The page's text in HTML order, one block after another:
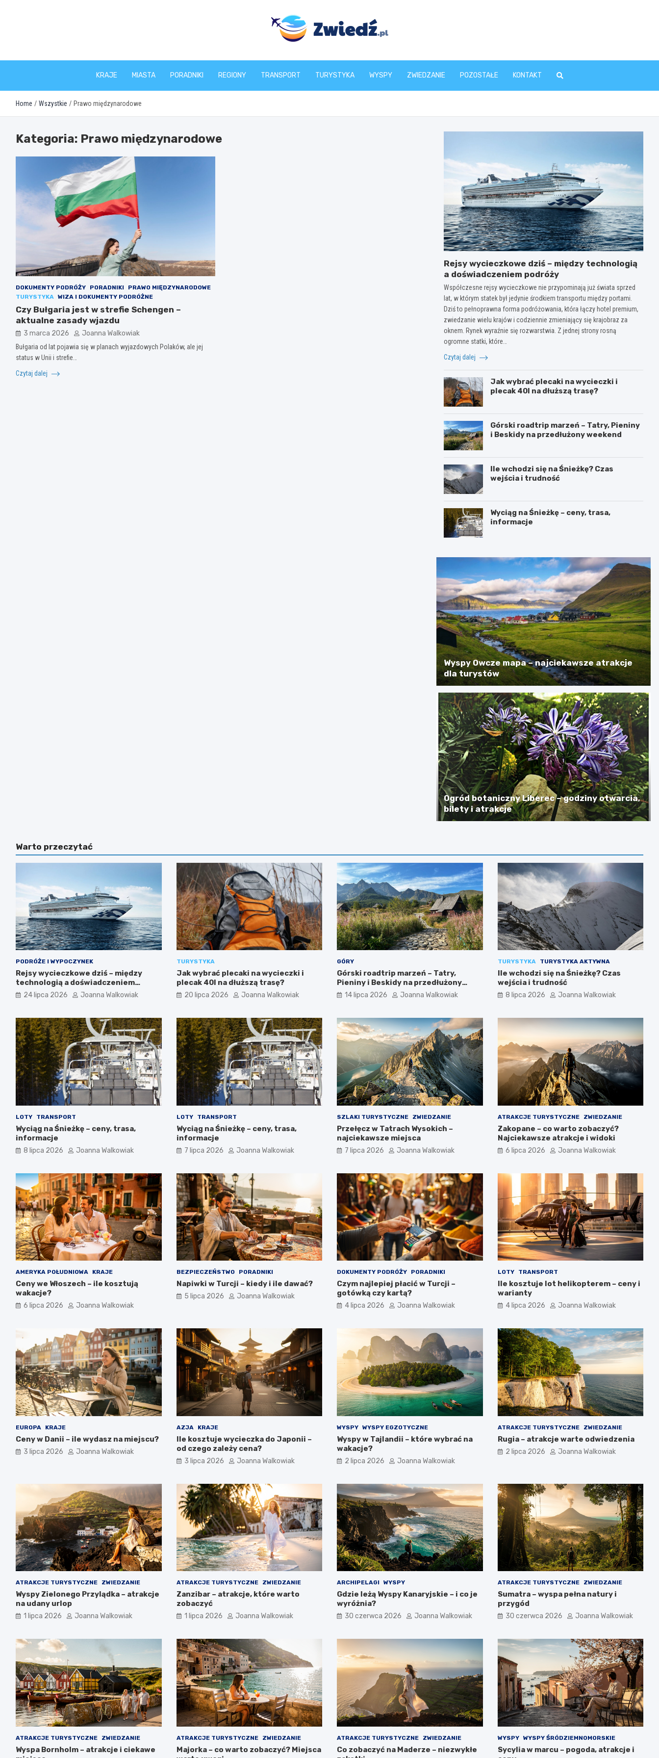
zwiedz.pl
KRAJE MIASTA PORADNIKI REGIONY TRANSPORT TURYSTYKA WYSPY ZWIEDZANIE POZOSTAŁE KONTAKT
Home Wszystkie Prawo międzynarodowe
Kategoria: Prawo międzynarodowe
DOKUMENTY PODRÓŻY PORADNIKI
PRAWO MIĘDZYNARODOWE
TURYSTYKA WIZA I DOKUMENTY PODRÓŻNE
Czy Bułgaria jest w strefie Schengen –
aktualne zasady wjazdu
3 marca 2026 Joanna Walkowiak
Bułgaria od lat pojawia się w planach wyjazdowych Polaków, ale jej
status w Unii i strefie…
Czytaj dalej
Rejsy wycieczkowe dziś – między technologią
a doświadczeniem podróży
Współczesne rejsy wycieczkowe nie przypominają już świata sprzed
lat, w którym statek był jedynie środkiem transportu między portami.
Dziś to pełnoprawna forma podróżowania, która łączy hotel premium,
zwiedzanie wielu krajów i codziennie zmieniający się krajobraz za
oknem. Rynek wyraźnie się rozwarstwia. Z jednej strony rosną
ogromne statki, które…
Czytaj dalej
Jak wybrać plecaki na wycieczki i
plecak 40l na dłuższą trasę?
Górski roadtrip marzeń – Tatry, Pieniny
i Beskidy na przedłużony weekend
Ile wchodzi się na Śnieżkę? Czas
wejścia i trudność
Wyciąg na Śnieżkę – ceny, trasa,
informacje
Wyspy Owcze mapa – najciekawsze atrakcje
dla turystów
Ogród botaniczny Liberec – godziny otwarcia,
bilety i atrakcje
Warto przeczytać
PODRÓŻE I WYPOCZYNEK
Rejsy wycieczkowe dziś – między
technologią a doświadczeniem
podróży
24 lipca 2026 Joanna Walkowiak
TURYSTYKA
Jak wybrać plecaki na wycieczki i
plecak 40l na dłuższą trasę?
20 lipca 2026 Joanna Walkowiak
GÓRY
Górski roadtrip marzeń – Tatry,
Pieniny i Beskidy na przedłużony
weekend
14 lipca 2026 Joanna Walkowiak
TURYSTYKA TURYSTYKA AKTYWNA
Ile wchodzi się na Śnieżkę? Czas
wejścia i trudność
8 lipca 2026 Joanna Walkowiak
LOTY TRANSPORT
Wyciąg na Śnieżkę – ceny, trasa,
informacje
8 lipca 2026 Joanna Walkowiak
LOTY TRANSPORT
Wyciąg na Śnieżkę – ceny, trasa,
informacje
7 lipca 2026 Joanna Walkowiak
SZLAKI TURYSTYCZNE ZWIEDZANIE
Przełęcz w Tatrach Wysokich –
najciekawsze miejsca
7 lipca 2026 Joanna Walkowiak
ATRAKCJE TURYSTYCZNE ZWIEDZANIE
Zakopane – co warto zobaczyć?
Najciekawsze atrakcje i widoki
6 lipca 2026 Joanna Walkowiak
AMERYKA POŁUDNIOWA KRAJE
Ceny we Włoszech – ile kosztują
wakacje?
6 lipca 2026 Joanna Walkowiak
BEZPIECZEŃSTWO PORADNIKI
Napiwki w Turcji – kiedy i ile dawać?
5 lipca 2026 Joanna Walkowiak
DOKUMENTY PODRÓŻY PORADNIKI
Czym najlepiej płacić w Turcji –
gotówką czy kartą?
4 lipca 2026 Joanna Walkowiak
LOTY TRANSPORT
Ile kosztuje lot helikopterem – ceny i
warianty
4 lipca 2026 Joanna Walkowiak
EUROPA KRAJE
Ceny w Danii – ile wydasz na miejscu?
3 lipca 2026 Joanna Walkowiak
AZJA KRAJE
Ile kosztuje wycieczka do Japonii –
od czego zależy cena?
3 lipca 2026 Joanna Walkowiak
WYSPY WYSPY EGZOTYCZNE
Wyspy w Tajlandii – które wybrać na
wakacje?
2 lipca 2026 Joanna Walkowiak
ATRAKCJE TURYSTYCZNE ZWIEDZANIE
Rugia – atrakcje warte odwiedzenia
2 lipca 2026 Joanna Walkowiak
ATRAKCJE TURYSTYCZNE ZWIEDZANIE
Wyspy Zielonego Przylądka – atrakcje
na udany urlop
1 lipca 2026 Joanna Walkowiak
ATRAKCJE TURYSTYCZNE ZWIEDZANIE
Zanzibar – atrakcje, które warto
zobaczyć
1 lipca 2026 Joanna Walkowiak
ARCHIPELAGI WYSPY
Gdzie leżą Wyspy Kanaryjskie – i co je
wyróżnia?
30 czerwca 2026 Joanna Walkowiak
ATRAKCJE TURYSTYCZNE ZWIEDZANIE
Sumatra – wyspa pełna natury i
przygód
30 czerwca 2026 Joanna Walkowiak
ATRAKCJE TURYSTYCZNE ZWIEDZANIE
Wyspa Bornholm – atrakcje i ciekawe
ATRAKCJE TURYSTYCZNE ZWIEDZANIE
Majorka – co warto zobaczyć? Miejsca
ATRAKCJE TURYSTYCZNE ZWIEDZANIE
Co zobaczyć na Maderze – niezwykłe
WYSPY WYSPY ŚRÓDZIEMNOMORSKIE
Sycylia w marcu – pogoda, atrakcje i